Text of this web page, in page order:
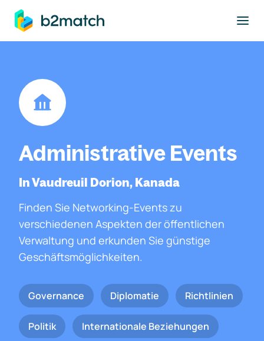
springen
Administrative Events
In Vaudreuil Dorion, Kanada
Finden Sie Networking-Events zu
verschiedenen Aspekten der öffentlichen
Verwaltung und erkunden Sie günstige
Geschäftsmöglichkeiten.
Governance Diplomatie Richtlinien
Politik Internationale Beziehungen